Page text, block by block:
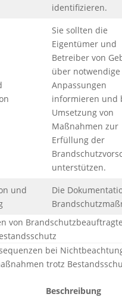
identifizieren.
Sie sollten die
Eigentümer und
Betreiber von
über notwendige
Anpassungen
informieren und
Umsetzung von
Maßnahmen zur
Erfüllung der
unterstützen.
und
Die
von
bei
trotz
Beschreibung